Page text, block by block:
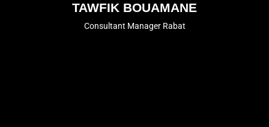
TAWFIK BOUAMANE
Consultant Manager Rabat